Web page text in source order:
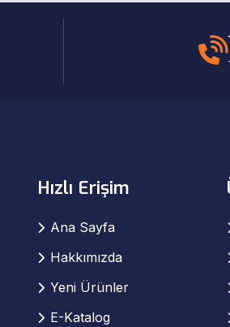
Hızlı Erişim
Ana Sayfa
Hakkımızda
Yeni Ürünler
E-Katalog